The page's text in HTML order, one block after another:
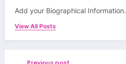
Add your Biographical Information.
View All Posts